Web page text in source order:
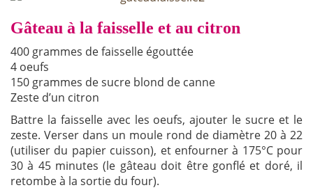
Gâteau à la faisselle et au citron
400 grammes de faisselle égouttée
4 oeufs
150 grammes de sucre blond de canne
Zeste d’un citron
Battre la faisselle avec les oeufs, ajouter le sucre et le
zeste. Verser dans un moule rond de diamètre 20 à 22
(utiliser du papier cuisson), et enfourner à 175°C pour
30 à 45 minutes (le gâteau doit être gonflé et doré, il
retombe à la sortie du four).